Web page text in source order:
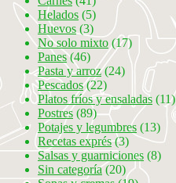
Helados (5)
Huevos (3)
No solo mixto (17)
Panes(46)
Pasta y arroz(24)
Pescados(22)
Platos fríos y ensaladas (11)
Postres (89)
Potajes y legumbres (13)
Recetas exprés(3)
Salsas y guarniciones (8)
Sin categoría(20)